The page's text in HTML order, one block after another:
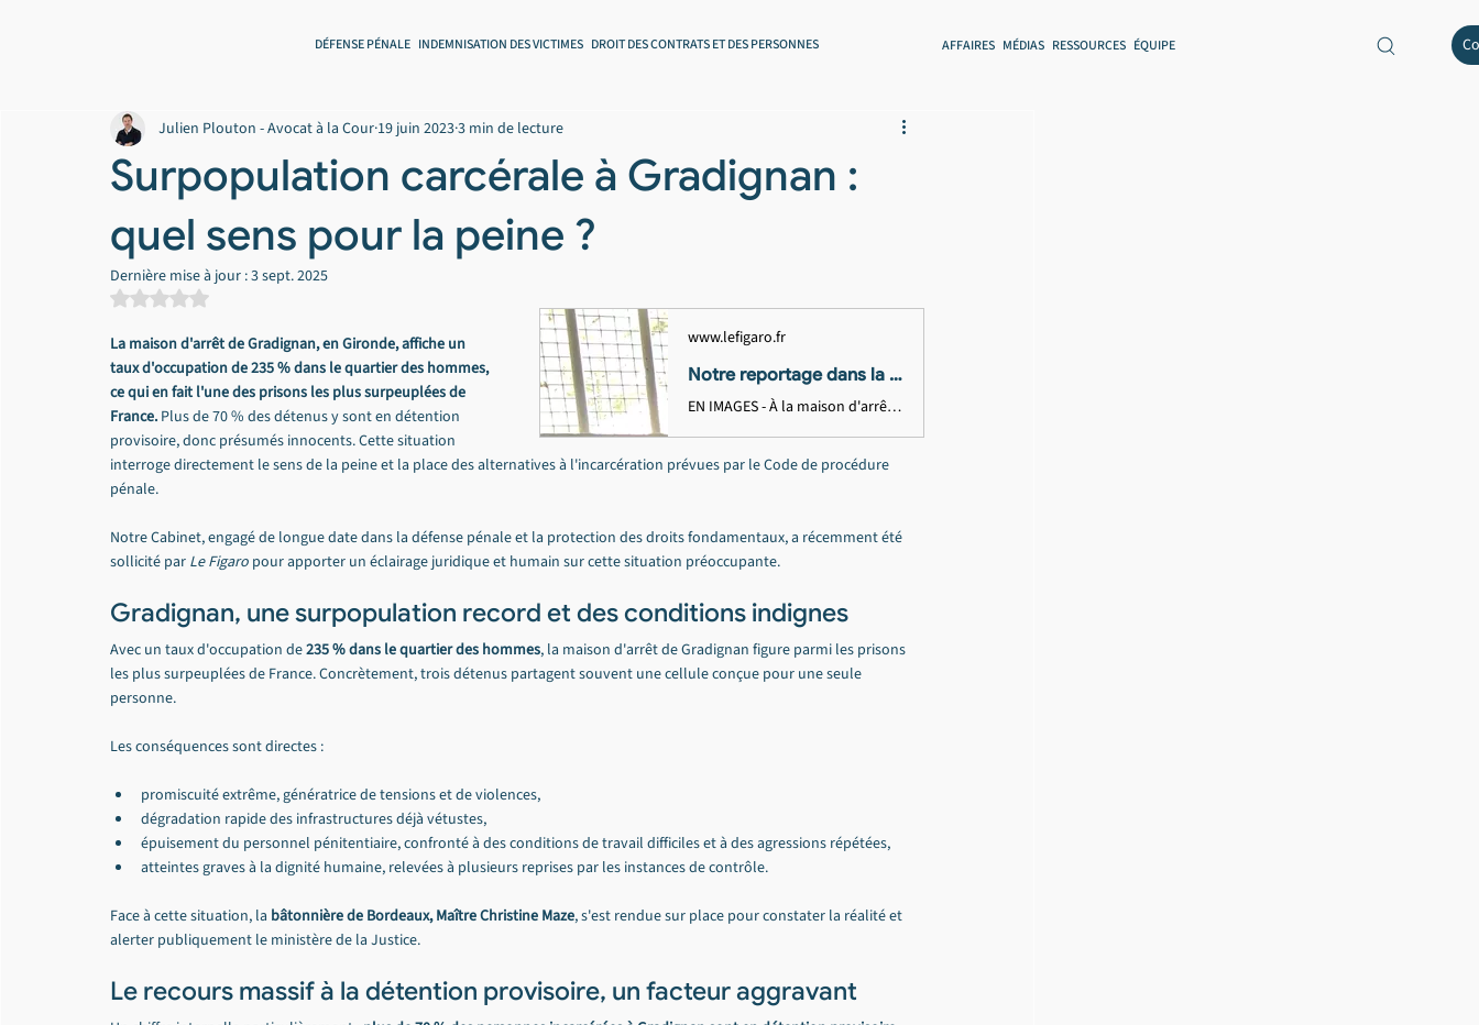
DÉFENSE PÉNALE INDEMNISATION DES VICTIMES DROIT DES CONTRATS ET DES PERSONNES AFFAIRES MÉDIAS RESSOURCES ÉQUIPE
Surpopulation carcérale à Gradignan :
quel sens pour la peine ?
Julien Plouton - Avocat à la Cour 19 juin 20233 min de lecture
Dernière mise à jour :3 sept. 2025
Noté NaN étoiles sur 5.
www.lefigaro.fr
Notre reportage dans la prison surpeuplée de Bordeaux-Gradignan, où est incarcéré Pierre Palmade
EN IMAGES - À la maison d'arrêt de Bordeaux-Gradignan, où l’humoriste a été écroué ce lundi, le personnel pénitentiaire et les détenus vivent dans l'enfer de la surpopulation carcérale.
La maison d'arrêt de Gradignan, en Gironde, affiche un
taux d'occupation de 235 % dans le quartier des hommes,
ce qui en fait l'une des prisons les plus surpeuplées de
France. Plus de 70 % des détenus y sont en détention
provisoire, donc présumés innocents. Cette situation
interroge directement le sens de la peine et la place des alternatives à l'incarcération prévues par le Code de procédure
pénale.
Notre Cabinet, engagé de longue date dans la défense pénale et la protection des droits fondamentaux, a récemment été
sollicité par Le Figaro pour apporter un éclairage juridique et humain sur cette situation préoccupante.
Gradignan, une surpopulation record et des conditions indignes
Avec un taux d'occupation de 235 % dans le quartier des hommes, la maison d'arrêt de Gradignan figure parmi les prisons
les plus surpeuplées de France. Concrètement, trois détenus partagent souvent une cellule conçue pour une seule
personne.
Les conséquences sont directes :
promiscuité extrême, génératrice de tensions et de violences,
dégradation rapide des infrastructures déjà vétustes,
épuisement du personnel pénitentiaire, confronté à des conditions de travail difficiles et à des agressions répétées,
atteintes graves à la dignité humaine, relevées à plusieurs reprises par les instances de contrôle.
Face à cette situation, la bâtonnière de Bordeaux, Maître Christine Maze, s'est rendue sur place pour constater la réalité et
alerter publiquement le ministère de la Justice.
Le recours massif à la détention provisoire, un facteur aggravant